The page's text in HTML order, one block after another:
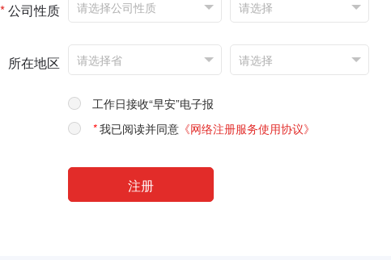
*公司性质
所在地区
工作日接收“早安”电子报
*我已阅读并同意 《网络注册服务使用协议》